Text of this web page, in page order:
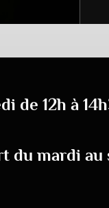
de 12h à
du mardi au